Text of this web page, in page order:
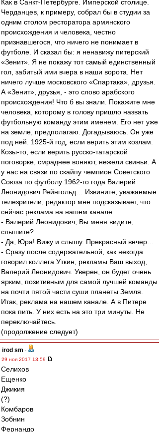
Как в Санкт-Петербурге. Имперской столице.
Черданцев, к примеру, собрал бы в студии за
одним столом ресторатора армянского
происхождения и человека, честно
признавшегося, что ничего не понимает в
футболе. И сказал бы: я ненавижу питерский
«Зенит». Я не покажу тот самый единственный
гол, забитый ими вчера в наши ворота. Нет
ничего лучше московского «Спартака», друзья.
А «Зенит», друзья, - это слово арабского
происхождения! Что б вы знали. Покажите мне
человека, которому в голову пришло назвать
футбольную команду этим именем. Его нет уже
на земле, предполагаю. Догадываюсь. Он уже
под ней. 1925-й год, если верить этим козлам.
Козы-то, если верить русско-татарской
поговорке, смраднее воняют, нежели свиньи. А
у нас на связи по скайпу чемпион Советского
Союза по футболу 1962-го года Валерий
Леонидович Рейнгольд… Извините, уважаемые
телезрители, редактор мне подсказывает, что
сейчас реклама на нашем канале.
- Валерий Леонидович, Вы меня видите,
слышите?
- Да, Юра! Вижу и слышу. Прекрасный вечер…
- Сразу после содержательной, как некогда
говорил коллега Уткин, рекламы Ваш выход,
Валерий Леонидович. Уверен, он будет очень
ярким, позитивным для самой лучшей команды
на почти пятой части суши планеты Земля.
Итак, реклама на нашем канале. А в Питере
пока пить. У них есть на это три минуты. Не
переключайтесь.
(продолжение следует)
irod sm -
29 ноя 2017 13:59
Селихов
Ещенко
Джикия
(?)
Комбаров
Зобнин
Фернандо